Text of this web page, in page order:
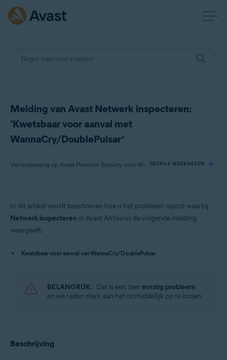
Melding van Avast Netwerk inspecteren:
‘Kwetsbaar voor aanval met
WannaCry/DoublePulsar’
Van toepassing op Avast Premium Security voor Windows, Avast Free Antivirus voor Windows DETAILS WEERGEVEN
Producten:
Avast Premium Security 22.x voor Windows
Microsoft Windows 8 / Pro / Enterprise – 32-/64-bits
Microsoft Windows 7 Home Basic / Home Premium / Professional /
In dit artikel wordt beschreven hoe u het probleem oplost waarbij
Netwerk inspecteren in Avast Antivirus de volgende melding
weergeeft:
Kwetsbaar voor aanval van WannaCry/DoublePulsar
BELANGRIJK: Dat is een zeerernstig probleem
en we raden sterk aan het onmiddellijk op te lossen.
Beschrijving